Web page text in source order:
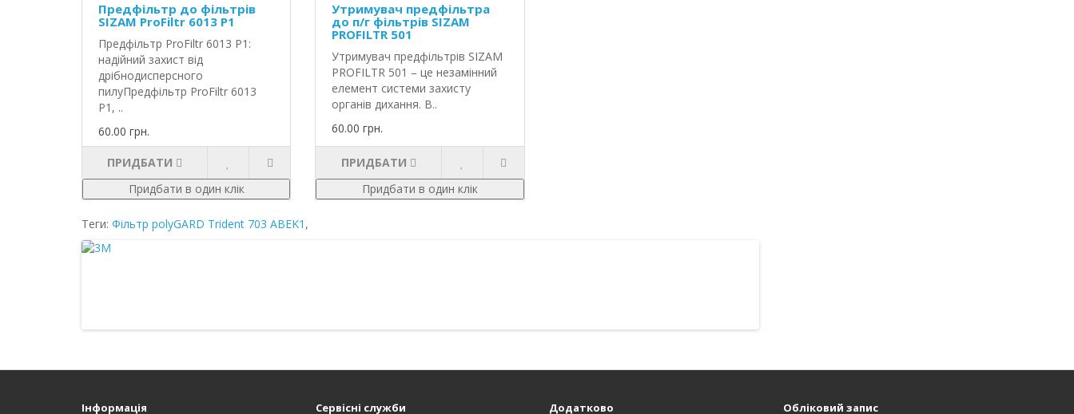
Предфільтр до фільтрів
SIZAM ProFiltr 6013 Р1
Предфільтр ProFiltr 6013 Р1:
надійний захист від
дрібнодисперсного
пилуПредфільтр ProFiltr 6013
Р1, ..
60.00 грн.
ПРИДБАТИ
Придбати в один клік
Утримувач предфільтра
до п/г фільтрів SIZAM
PROFILTR 501
Утримувач предфільтрів SIZAM
PROFILTR 501 – це незамінний
елемент системи захисту
органів дихання. В..
60.00 грн.
ПРИДБАТИ
Придбати в один клік
Теги: Фільтр polyGARD Trident 703 ABEK1 ,
Інформація Сервісні служби Додатково Обліковий запис